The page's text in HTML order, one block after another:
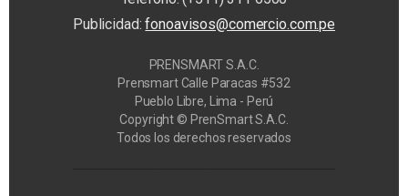
Publicidad:fonoavisos@comercio.com.pe
PRENSMART S.A.C.
Prensmart Calle Paracas #532
Pueblo Libre, Lima - Perú
Copyright © PrenSmart S.A.C.
Todos los derechos reservados